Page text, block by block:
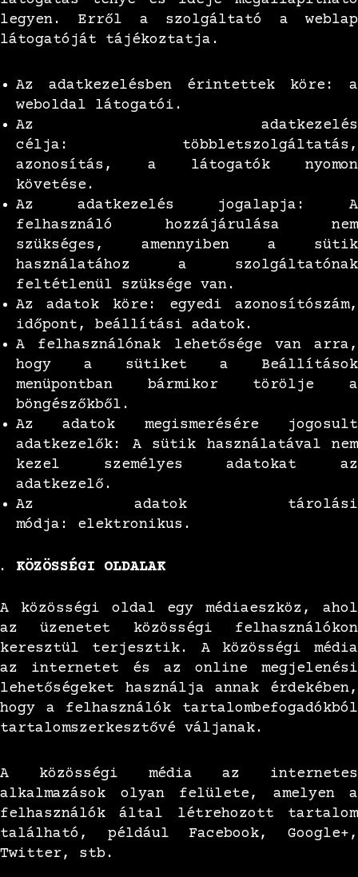
legyen. Erről a szolgáltató a weblap
látogatóját tájékoztatja.
Az adatkezelésben érintettek köre: a
weboldal látogatói.
Az adatkezelés
célja: többletszolgáltatás,
azonosítás, a látogatók nyomon
követése.
Az adatkezelés jogalapja: A
felhasználó hozzájárulása nem
szükséges, amennyiben a sütik
használatához a szolgáltatónak
feltétlenül szüksége van.
Az adatok köre: egyedi azonosítószám,
időpont, beállítási adatok.
A felhasználónak lehetősége van arra,
hogy a sütiket a Beállítások
menüpontban bármikor törölje a
böngészőkből.
Az adatok megismerésére jogosult
adatkezelők: A sütik használatával nem
kezel személyes adatokat az
adatkezelő.
Az adatok tárolási
módja: elektronikus.
KÖZÖSSÉGI OLDALAK
A közösségi oldal egy médiaeszköz, ahol
az üzenetet közösségi felhasználókon
keresztül terjesztik. A közösségi média
az internetet és az online megjelenési
lehetőségeket használja annak érdekében,
hogy a felhasználók tartalombefogadókból
tartalomszerkesztővé váljanak.
A közösségi média az internetes
alkalmazások olyan felülete, amelyen a
felhasználók által létrehozott tartalom
található, például Facebook, Google+,
Twitter, stb.